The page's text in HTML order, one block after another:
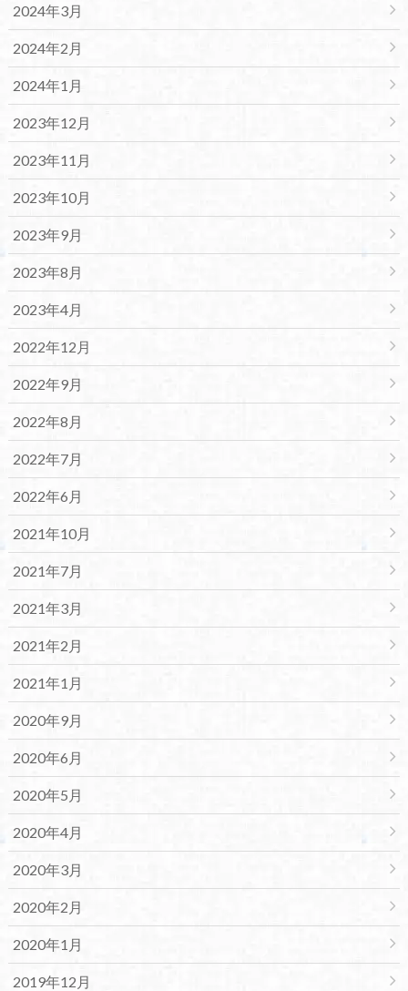
2024年3月
2024年2月
2024年1月
2023年12月
2023年11月
2023年10月
2023年9月
2023年8月
2023年4月
2022年12月
2022年9月
2022年8月
2022年7月
2022年6月
2021年10月
2021年7月
2021年3月
2021年2月
2021年1月
2020年9月
2020年6月
2020年5月
2020年4月
2020年3月
2020年2月
2020年1月
2019年12月